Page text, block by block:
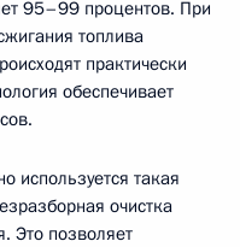
95–99 процентов. При
топлива
практически
обеспечивает
используется такая
очистка
Это позволяет